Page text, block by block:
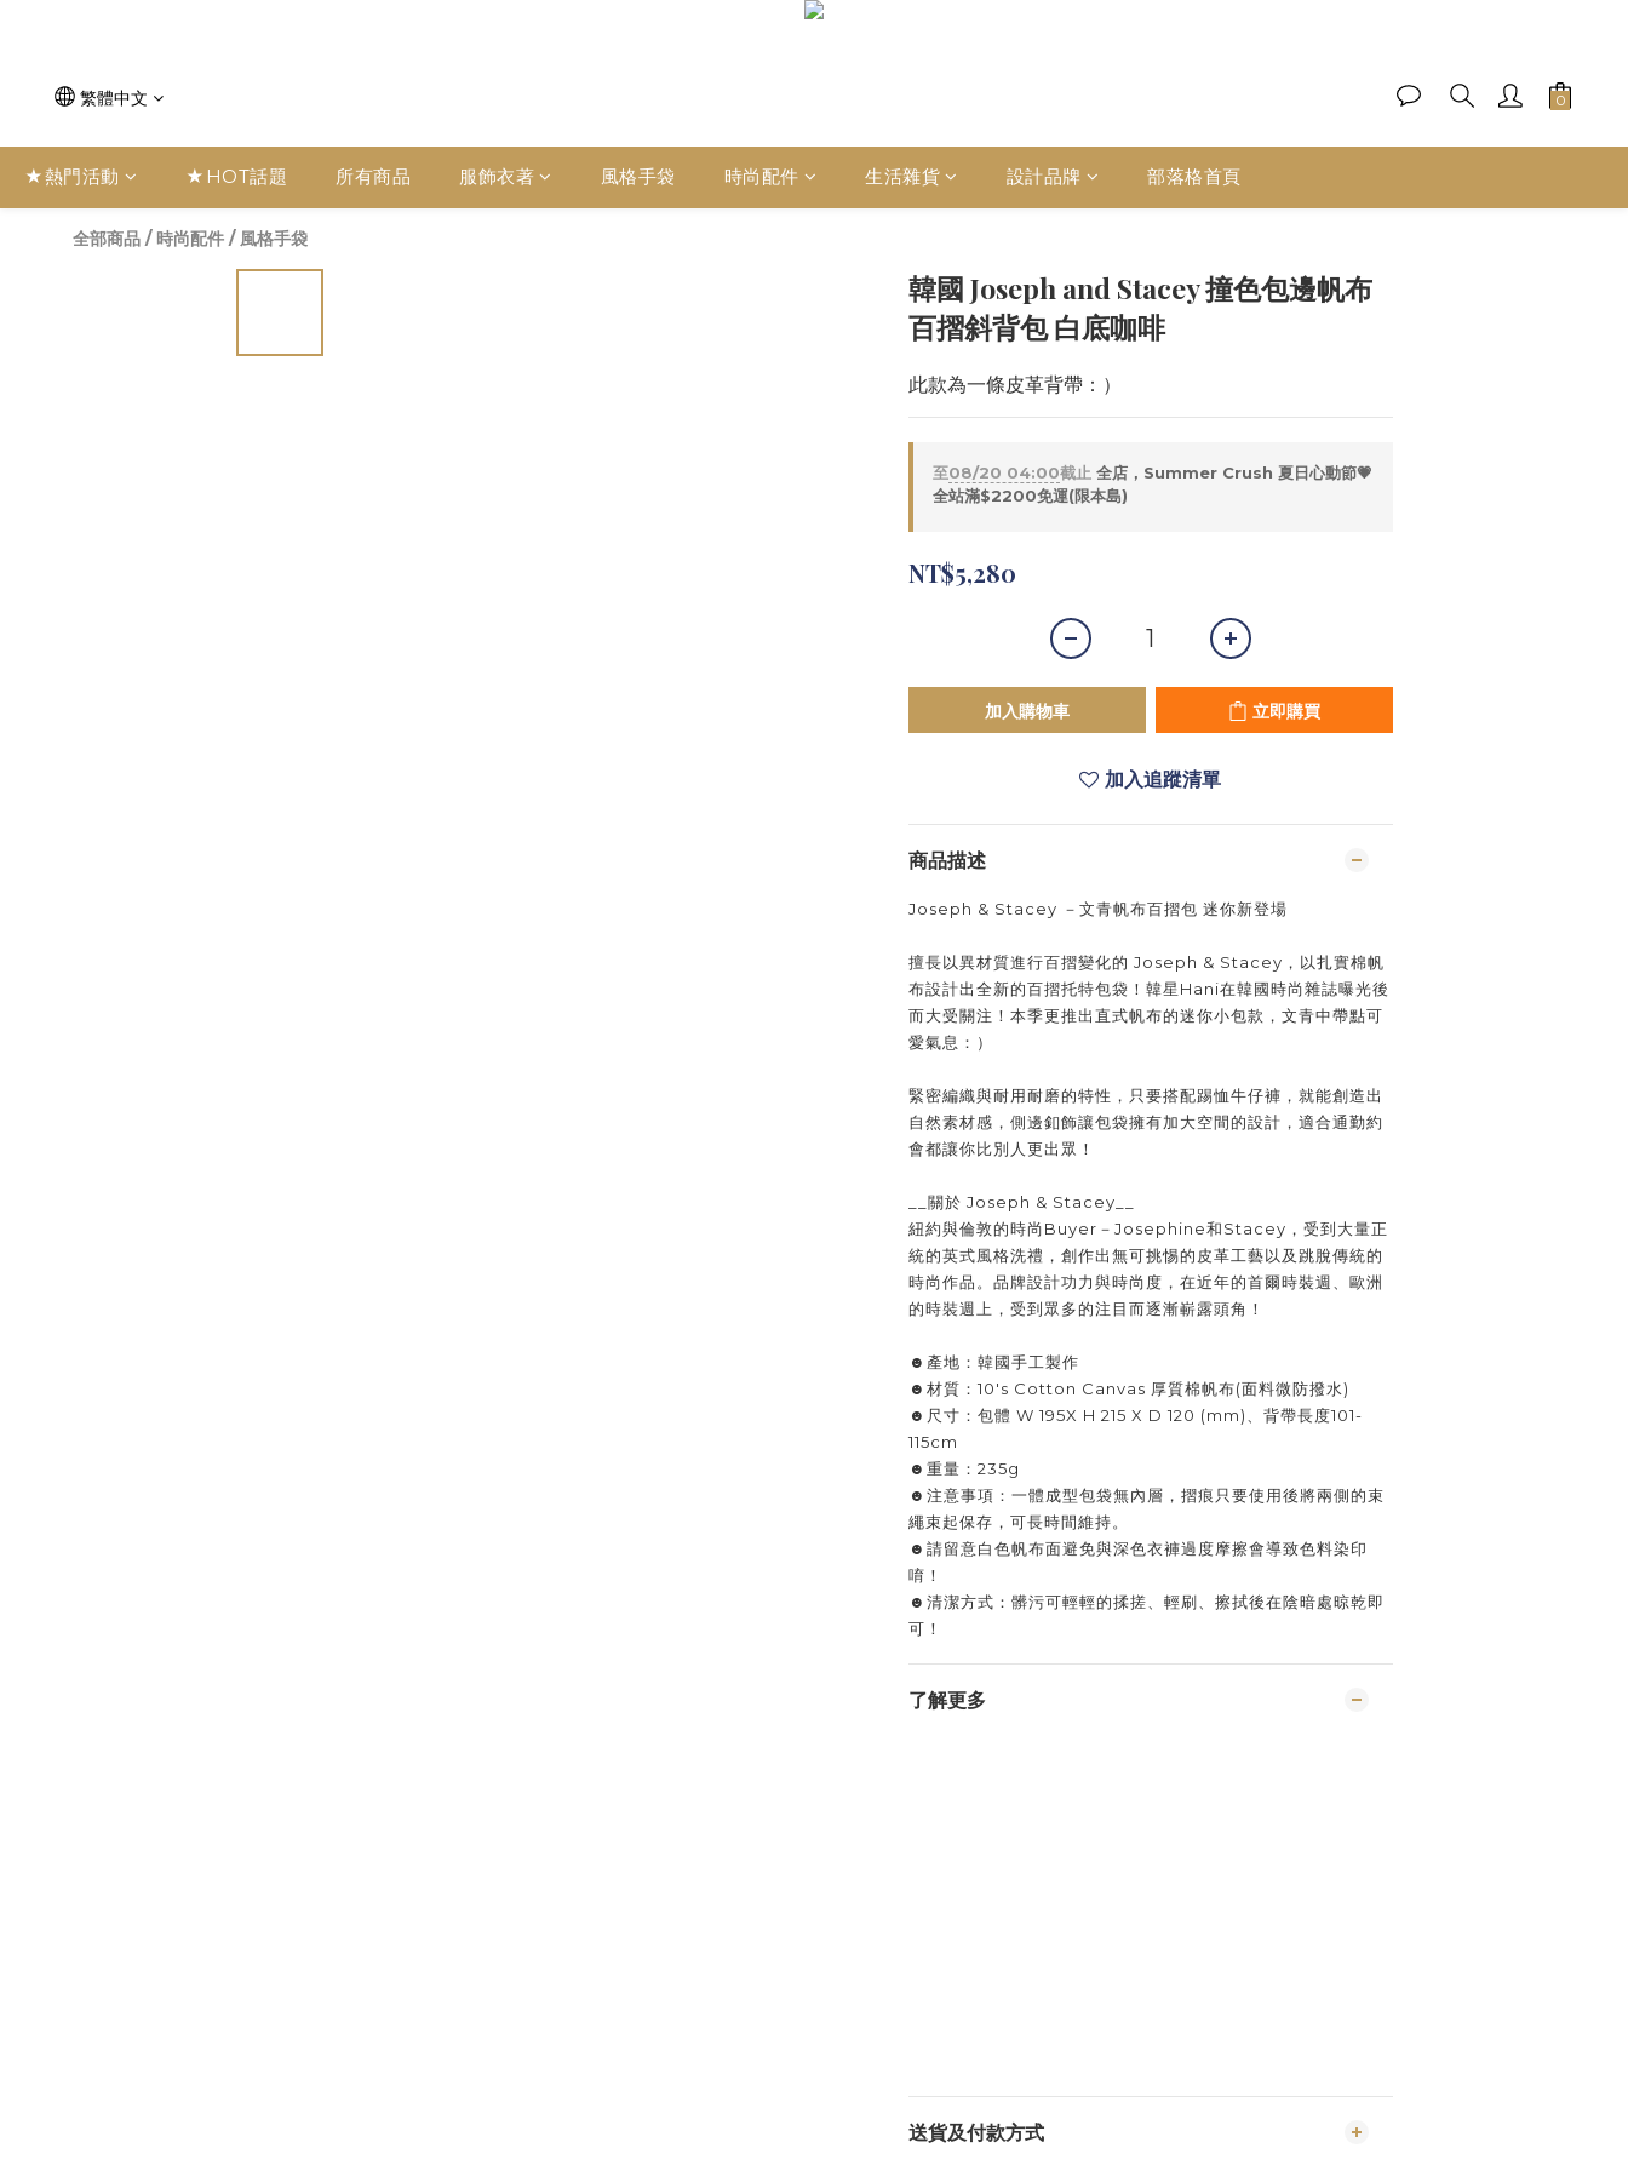
繁體中文
★熱門活動 ★HOT話題 所有商品 服飾衣著 風格手袋 時尚配件 生活雜貨 設計品牌 部落格首頁
全部商品 / 時尚配件 / 風格手袋
韓國 Joseph and Stacey 撞色包邊帆布
百摺斜背包 白底咖啡
此款為一條皮革背帶：）
至08/20 04:00截止 全店，Summer Crush 夏日心動節💗
全站滿$2200免運(限本島)
NT$5,280
加入購物車 立即購買
加入追蹤清單
商品描述
Joseph & Stacey －文青帆布百摺包 迷你新登場
擅長以異材質進行百摺變化的 Joseph & Stacey，以扎實棉帆
布設計出全新的百摺托特包袋！韓星Hani在韓國時尚雜誌曝光後
而大受關注！本季更推出直式帆布的迷你小包款，文青中帶點可
愛氣息：）
緊密編織與耐用耐磨的特性，只要搭配踢恤牛仔褲，就能創造出
自然素材感，側邊釦飾讓包袋擁有加大空間的設計，適合通勤約
會都讓你比別人更出眾！
__關於 Joseph & Stacey__
紐約與倫敦的時尚Buyer－Josephine和Stacey，受到大量正
統的英式風格洗禮，創作出無可挑惕的皮革工藝以及跳脫傳統的
時尚作品。品牌設計功力與時尚度，在近年的首爾時裝週、歐洲
的時裝週上，受到眾多的注目而逐漸嶄露頭角！
☻產地：韓國手工製作
☻材質：10's Cotton Canvas 厚質棉帆布(面料微防撥水)
☻尺寸：包體 W 195X H 215 X D 120 (mm)、背帶長度101-
115cm
☻重量：235g
☻注意事項：一體成型包袋無內層，摺痕只要使用後將兩側的束
繩束起保存，可長時間維持。
☻請留意白色帆布面避免與深色衣褲過度摩擦會導致色料染印
唷！
☻清潔方式：髒污可輕輕的揉搓、輕刷、擦拭後在陰暗處晾乾即
可！
了解更多
送貨及付款方式